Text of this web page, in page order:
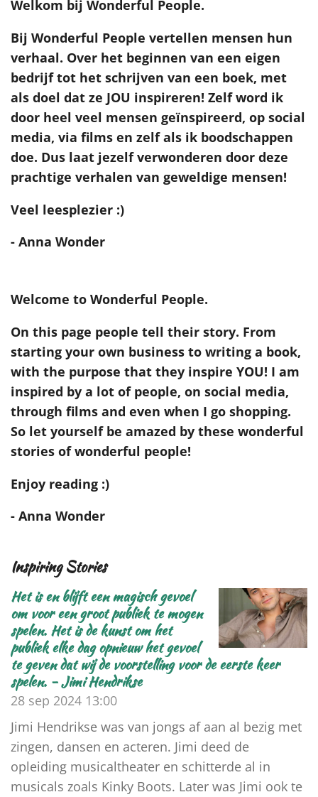
Welkom bij Wonderful People.
Bij Wonderful People vertellen mensen hun
verhaal. Over het beginnen van een eigen
bedrijf tot het schrijven van een boek, met
als doel dat ze JOU inspireren! Zelf word ik
door heel veel mensen geïnspireerd, op social
media, via films en zelf als ik boodschappen
doe. Dus laat jezelf verwonderen door deze
prachtige verhalen van geweldige mensen!
Veel leesplezier :)
- Anna Wonder
Welcome to Wonderful People.
On this page people tell their story. From
starting your own business to writing a book,
with the purpose that they inspire YOU! I am
inspired by a lot of people, on social media,
through films and even when I go shopping.
So let yourself be amazed by these wonderful
stories of wonderful people!
Enjoy reading :)
- Anna Wonder
Inspiring Stories
Het is en blijft een magisch gevoel
om voor een groot publiek te mogen
spelen. Het is de kunst om het
publiek elke dag opnieuw het gevoel
te geven dat wij de voorstelling voor de eerste keer
spelen. - Jimi Hendrikse
28 sep 2024 13:00
Jimi Hendrikse was van jongs af aan al bezig met
zingen, dansen en acteren. Jimi deed de
opleiding musicaltheater en schitterde al in
musicals zoals Kinky Boots. Later was Jimi ook te